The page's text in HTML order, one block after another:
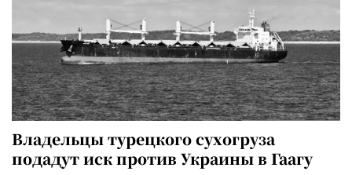
Владельцы турецкого сухогруза
подадут иск против Украины в Гаагу